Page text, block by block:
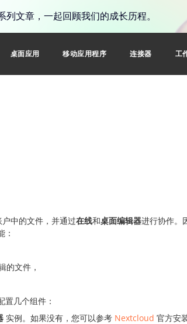
列文章，一起回顾我们的成长历程。
桌面应用 移动应用程序 连接器 工
中的文件，并通过在线和桌面编辑器进行协作。
：
的文件，
几个组件：
实例。如果没有，您可以参考 Nextcloud 官方安